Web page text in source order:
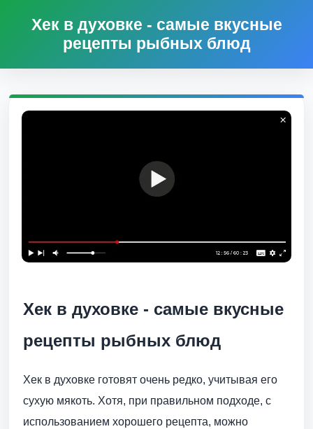
Хек в духовке - самые вкусные
рецепты рыбных блюд
Хек в духовке - самые вкусные
рецепты рыбных блюд
Хек в духовке готовят очень редко, учитывая его
сухую мякоть. Хотя, при правильном подходе, с
использованием хорошего рецепта, можно